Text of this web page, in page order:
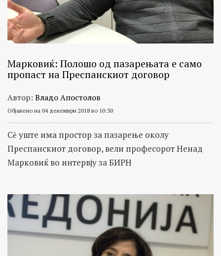
важни
општествено
политички
личности
Марковиќ: Полошо од пазарењата е само
пропаст на Преспанскиот договор
Автор: Владо Апостолов
Објавено на 04 декември 2018 во 10:30
Сѐ уште има простор за пазарење околу
Преспанскиот договор, вели професорот Ненад
Марковиќ во интервју за БИРН